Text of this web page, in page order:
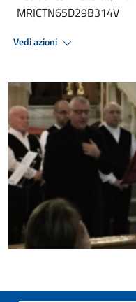
MRICTN65D29B314V
Vedi azioni